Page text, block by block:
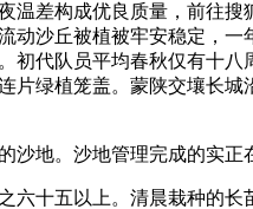
温差构成优良质量，前往
沙丘被植被牢安稳定，
代队员平均春秋仅有十
绿植笼盖。蒙陕交壤长
。沙地管理完成的实正
十五以上。清晨栽种的长